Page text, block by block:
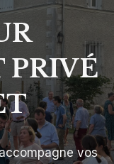
PRIVÉ
vos